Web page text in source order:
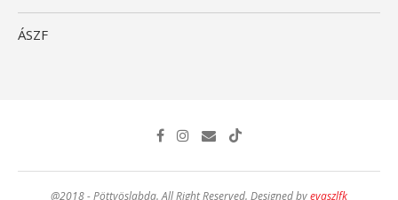
ÁSZF
@2018 - Pöttyöslabda. All Right Reserved. Designed byevaszlfk